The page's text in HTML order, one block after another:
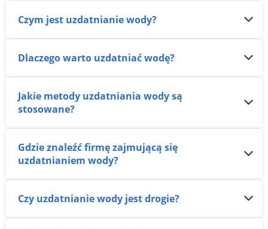
Czym jest uzdatnianie wody?
Dlaczego warto uzdatniać wodę?
Jakie metody uzdatniania wody są
stosowane?
Gdzie znaleźć firmę zajmującą się
uzdatnianiem wody?
Czy uzdatnianie wody jest drogie?